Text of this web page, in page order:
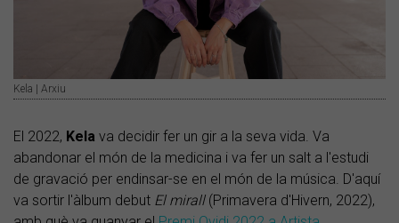
Kela | Arxiu
El 2022, Kela va decidir fer un gir a la seva vida. Va
abandonar el món de la medicina i va fer un salt a l'estudi
de gravació per endinsar-se en el món de la música. D'aquí
va sortir l'àlbum debut El mirall(Primavera d'Hivern, 2022),